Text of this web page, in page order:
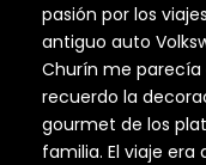
pasión por los
antiguo auto
Churín me parecía
recuerdo la
gourmet de los
familia. El viaje era